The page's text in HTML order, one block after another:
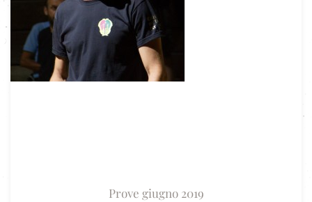
Prove giugno 2019